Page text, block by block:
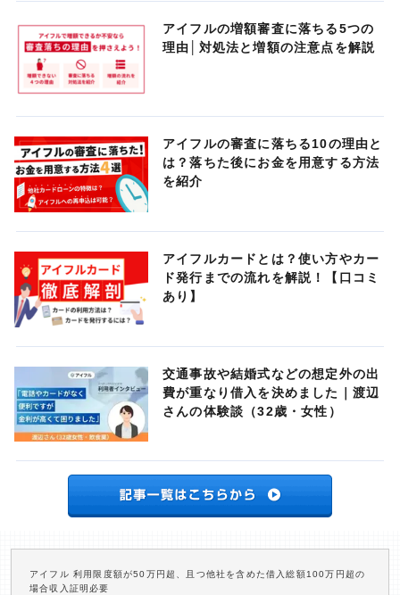
アイフルの増額審査に落ちる5つの
理由│対処法と増額の注意点を解説
アイフルの審査に落ちる10の理由と
は？落ちた後にお金を用意する方法
を紹介
アイフルカードとは？使い方やカー
ド発行までの流れを解説！【口コミ
あり】
交通事故や結婚式などの想定外の出
費が重なり借入を決めました｜渡辺
さんの体験談（32歳・女性）
アイフル 利用限度額が50万円超、且つ他社を含めた借入総額100万円超の
場合収入証明必要